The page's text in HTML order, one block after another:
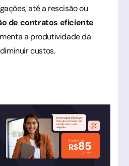
até a rescisão ou
de contratos eficiente
a produtividade da
custos.